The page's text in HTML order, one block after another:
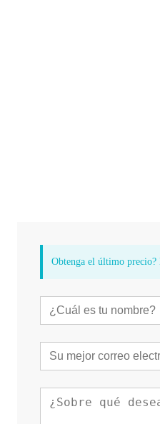
Obtenga el último precio?